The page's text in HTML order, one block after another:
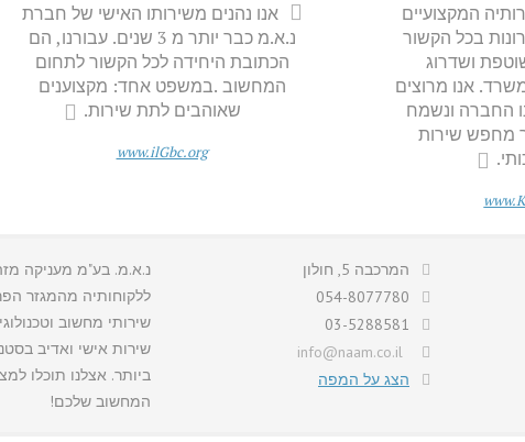
המקצועיים
בכל הקשור
ושדרוג
אנו מרוצים
החברה ונשמח
מחפש שירות
אנו נהנים משירותו האישי של חברת
נ.א.מ כבר יותר מ 3 שנים. עבורנו, הם
הכתובת היחידה לכל הקשור לתחום
המחשוב .במשפט אחד: מקצוענים
שאוהבים לתת שירות.
www.ilGbc.org
המרכבה 5, חולון
054-8077780
03-5288581
info@naam.co.il
הצג על המפה
ללקוחותיה מהמגזר
שירותי מחשוב
שירות אישי ואדיב
ביותר. אצלנו תוכלו
המחשוב שלכם!